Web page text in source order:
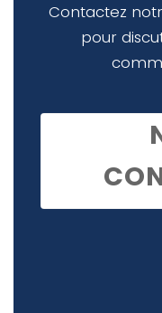
Contactez
pour